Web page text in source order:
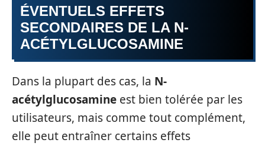
ÉVENTUELS EFFETS
SECONDAIRES DE LA N-
ACÉTYLGLUCOSAMINE
Dans la plupart des cas, la N-
acétylglucosamine est bien tolérée par les
utilisateurs, mais comme tout complément,
elle peut entraîner certains effets